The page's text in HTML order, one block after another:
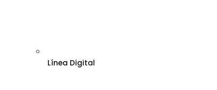
Línea Digital